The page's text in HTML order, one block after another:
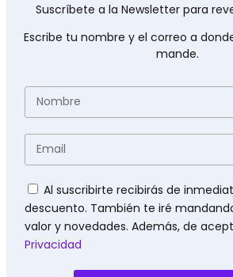
Suscríbete a la Newsletter para
Escribe tu nombre y el correo a
mande.
Nombre
Email
Políticas
Al suscribirte recibirás de
descuento. También te iré
valor y novedades. Además, de
Privacidad